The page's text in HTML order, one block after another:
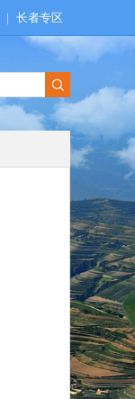
| 长者专区